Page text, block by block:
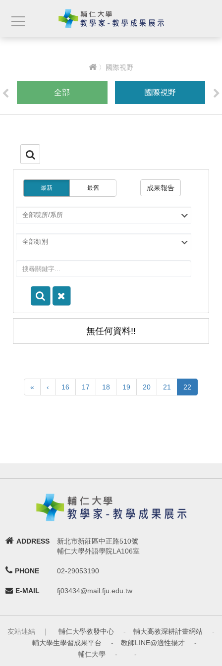
〉國際視野
全部 國際視野
最新 最舊 成果報告
選
所/
所
選
別
無任何資料!!
« ‹ 16 17 18 19 20 21 22
ADDRESS
新北市新莊區中正路510號
輔仁大學外語學院LA106室
PHONE 02-29053190
E-MAIL fj03434@mail.fju.edu.tw
友站連結 ｜ 輔仁大學教發中心 - 輔大高教深耕計畫網站
-
輔大學生學習成果平台
- 教師LINE@適性揚才
-
輔仁大學
- -